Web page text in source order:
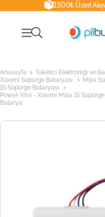
1500₺ Üzeri
Anasayfa > Tüketici Elektroniği ve
Xiaomi Süpürge Bataryası > Mijia
1S Süpürge Bataryası >
Power-Xtra - Xiaomi Mijia 1S
Batarya